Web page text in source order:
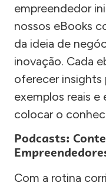
empreendedor
nossos eBooks
da ideia de
inovação. Cada
oferecer insights
exemplos reais e
colocar o
Podcasts:
Com a rotina